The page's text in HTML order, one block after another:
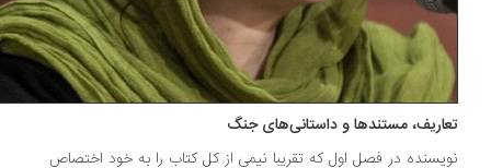
مستندها و داستانی‌های جنگ
در فصل اول که تقریبا نیمی از کل کتاب را به خود اختصاص